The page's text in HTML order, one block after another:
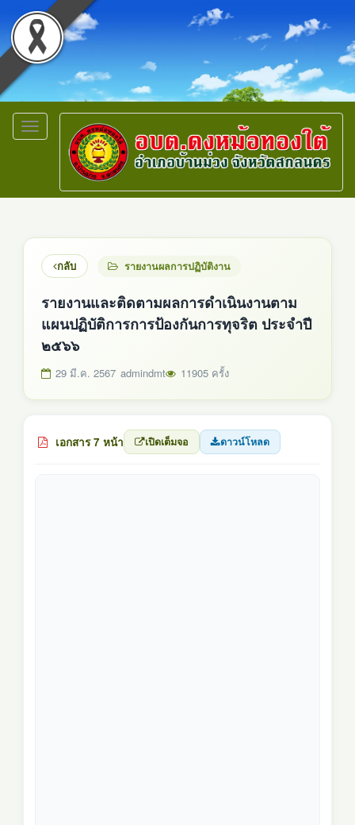
Toggle
navigation
กลับ รายงานผลการปฏิบัติงาน
รายงานและติดตามผลการดำเนินงานตาม
แผนปฏิบัติการการป้องกันการทุจริต ประจำปี
๒๕๖๖
29 มี.ค. 2567 admindmt 11905 ครั้ง
เอกสาร 7 หน้า เปิดเต็มจอ ดาวน์โหลด